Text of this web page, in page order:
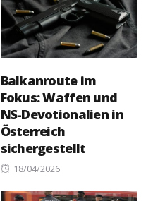
Balkanroute im
Fokus: Waffen und
NS-Devotionalien in
Österreich
sichergestellt
Posted
18/04/2026